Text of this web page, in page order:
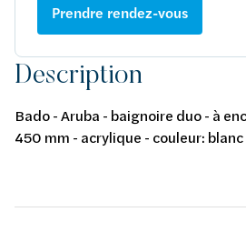
Prendre rendez-vous
Description
Bado - Aruba - baignoire duo - à
450 mm - acrylique - couleur: